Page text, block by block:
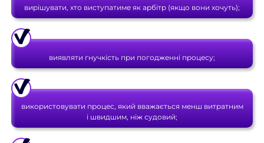
вирішувати, хто виступатиме як арбітр (якщо вони хочуть);
виявляти гнучкість при погодженні процесу;
використовувати процес, який вважається менш витратним
і швидшим, ніж судовий;